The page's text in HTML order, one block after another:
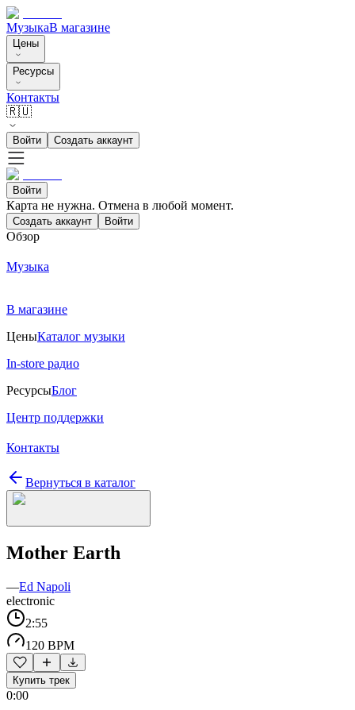
МузыкаВ магазине
Цены
Ресурсы
Контакты
🇷🇺
Войти Создать аккаунт
Войти
Карта не нужна. Отмена в любой момент.
Создать аккаунт Войти
Обзор
Музыка
В магазине
ЦеныКаталог музыки
In-store радио
РесурсыБлог
Центр поддержки
Контакты
Вернуться в каталог
Mother Earth
—Ed Napoli
electronic
2:55
120 BPM
Купить трек
0:00